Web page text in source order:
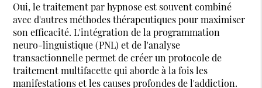
Oui, le traitement par hypnose est souvent combiné
avec d'autres méthodes thérapeutiques pour maximiser
son efficacité. L'intégration de la programmation
neuro-linguistique (PNL) et de l'analyse
transactionnelle permet de créer un protocole de
traitement multifacette qui aborde à la fois les
manifestations et les causes profondes de l'addiction.